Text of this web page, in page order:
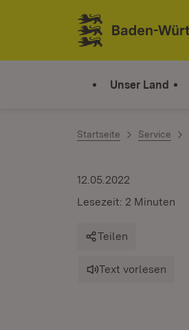
Zum Inhalt springen
Link zur Startseite
Unser Land
Startseite Service
12.05.2022
Lesezeit: 2 Minuten
Teilen
Text vorlesen